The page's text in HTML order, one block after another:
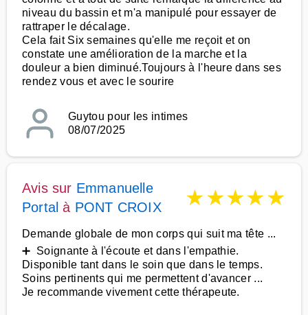
niveau du bassin et m'a manipulé pour essayer de
rattraper le décalage.
Cela fait Six semaines qu'elle me reçoit et on
constate une amélioration de la marche et la
douleur a bien diminué.Toujours à l'heure dans ses
rendez vous et avec le sourire
Guytou pour les intimes
08/07/2025
Avis sur Emmanuelle
Portal à PONT CROIX ★★★★★
Demande globale de mon corps qui suit ma tête ...
➕ Soignante à l'écoute et dans l'empathie.
Disponible tant dans le soin que dans le temps.
Soins pertinents qui me permettent d'avancer ...
Je recommande vivement cette thérapeute.